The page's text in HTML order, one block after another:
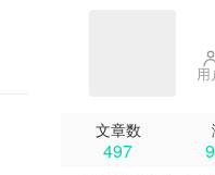
用
文章数
497